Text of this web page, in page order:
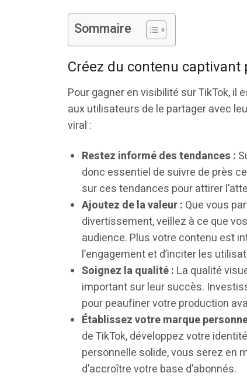
Sommaire
Créez du contenu
Pour gagner en visibilité sur TikTok,
aux utilisateurs de le partager avec
viral :
Restez informé des tendances :
donc essentiel de suivre de près
sur ces tendances pour attirer
Ajoutez de la valeur : Que vous
divertissement, veillez à ce que
audience. Plus votre contenu est
l’engagement et d’inciter les
Soignez la qualité : La qualité
important sur leur succès.
pour peaufiner votre production
Établissez votre marque
de TikTok, développez votre
personnelle solide, vous serez en
d’accroître votre base d’abonnés.